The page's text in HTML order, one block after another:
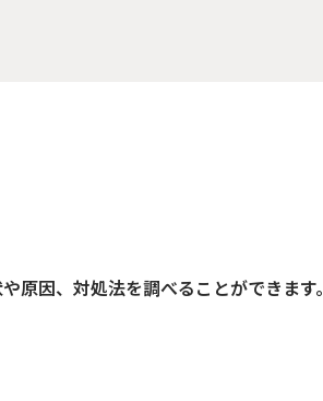
原因、対処法を調べることができます。